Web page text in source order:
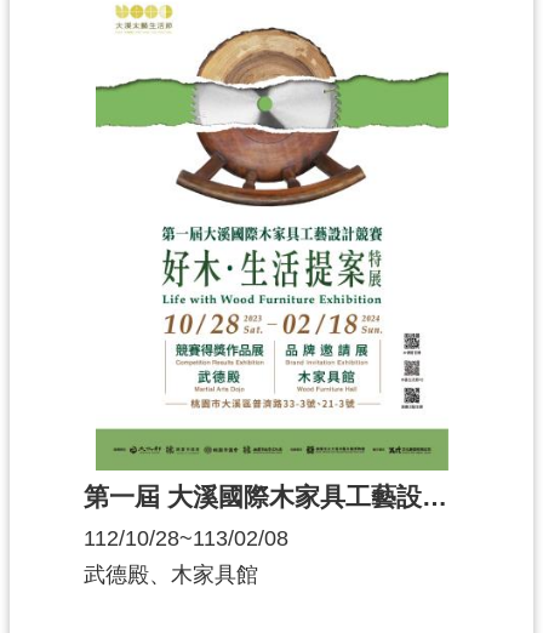
第一屆 大溪國際木家具工藝設計競賽〔好木．生活提案〕特展
112/10/28~113/02/08
武德殿、木家具館